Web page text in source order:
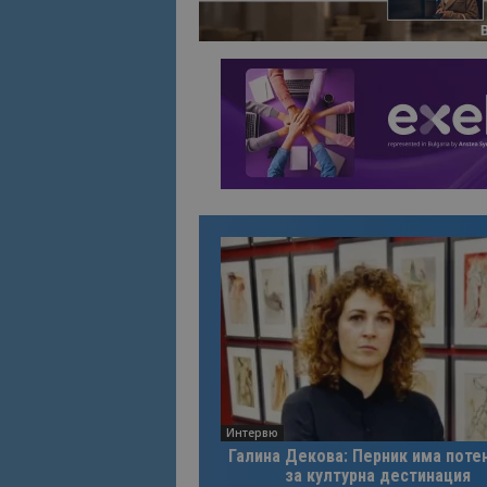
Интервю
Галина Декова: Перник има
за културна дестинация
Име
_ga_B09EBBY8PY
_ga_WXPDN4HSCV
_ga_FK650GXHRZ
_ga